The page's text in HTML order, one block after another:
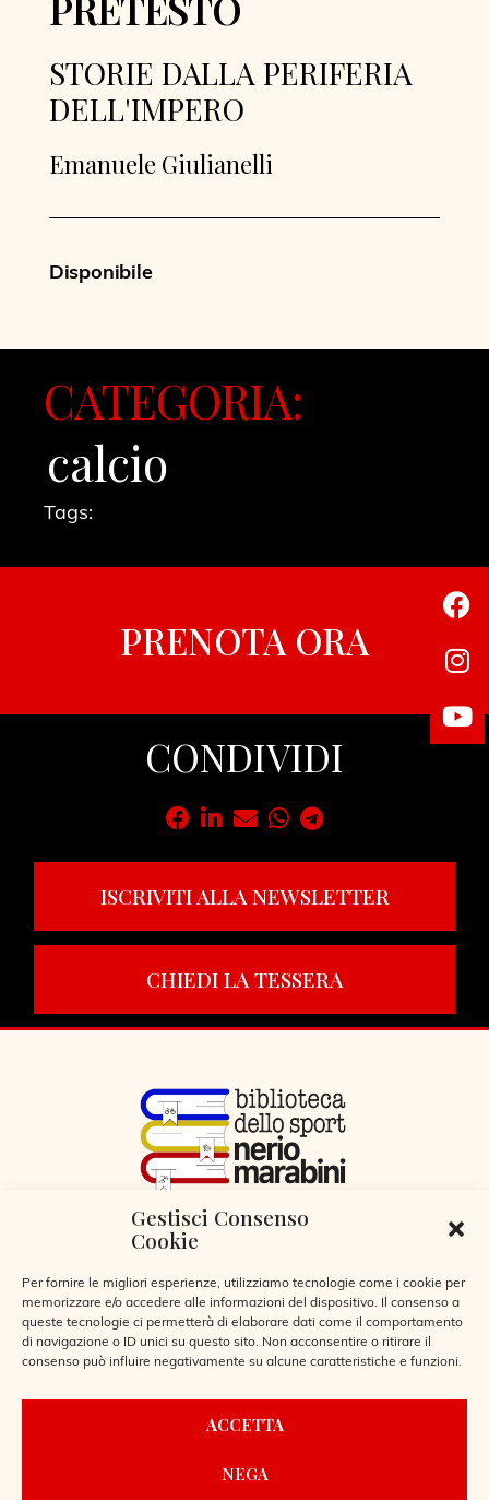
Gestisci Consenso
Cookie
Per fornire le migliori esperienze, utilizziamo tecnologie come i cookie per
memorizzare e/o accedere alle informazioni del dispositivo. Il consenso a
queste tecnologie ci permetterà di elaborare dati come il comportamento
di navigazione o ID unici su questo sito. Non acconsentire o ritirare il
consenso può influire negativamente su alcune caratteristiche e funzioni.
ACCETTA
NEGA
STORIE DALLA PERIFERIA
DELL'IMPERO
Emanuele Giulianelli
Disponibile
CATEGORIA:
calcio
Tags:
PRENOTA ORA
CONDIVIDI
ISCRIVITI ALLA NEWSLETTER
CHIEDI LA TESSERA
VIA LIBERTÀ 29, SERIATE (BG)
© 2026
CONTATTI